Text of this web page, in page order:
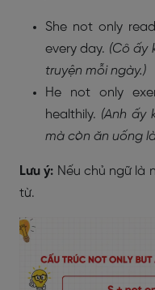
She not only
every day. (Cô ấy
truyện mỗi ngày.)
He not only
healthily. (Anh ấy
mà còn ăn uống
Lưu ý: Nếu chủ ngữ là
từ.